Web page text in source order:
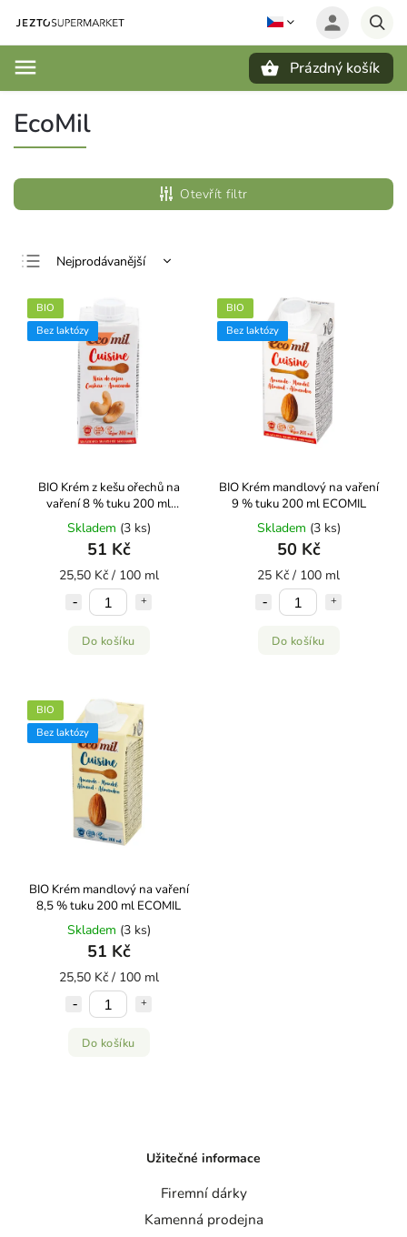
Prázdný košík
EcoMil
Otevřít filtr
Nejprodávanější
Nejdražší
Abecedně
BIO
Bez laktózy
BIO Krém z kešu ořechů na
vaření 8 % tuku 200 ml
ECOMIL
Skladem (3 ks)
51 Kč
25,50 Kč / 100 ml
Do košíku
BIO
Bez laktózy
BIO Krém mandlový na vaření
9 % tuku 200 ml ECOMIL
Skladem (3 ks)
50 Kč
25 Kč / 100 ml
Do košíku
BIO
Bez laktózy
BIO Krém mandlový na vaření
8,5 % tuku 200 ml ECOMIL
Skladem (3 ks)
51 Kč
25,50 Kč / 100 ml
Do košíku
Užitečné informace
Firemní dárky
Kamenná prodejna